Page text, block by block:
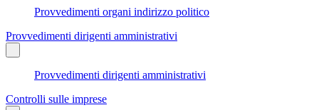
Provvedimenti organi indirizzo politico
Provvedimenti dirigenti amministrativi
Provvedimenti dirigenti amministrativi
Controlli sulle imprese